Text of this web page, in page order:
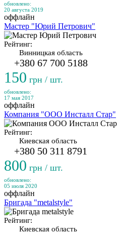
обновлено:
20 августа 2019
оффлайн
Мастер "Юрий Петрович"
Рейтинг:
Винницкая область
+380 67 700 5188
150 грн / шт.
обновлено:
17 мая 2017
оффлайн
Компания "ООО Инсталл Стар"
Рейтинг:
Киевская область
+380 50 311 8791
800 грн / шт.
обновлено:
05 июля 2020
оффлайн
Бригада "metalstyle"
Рейтинг:
Киевская область